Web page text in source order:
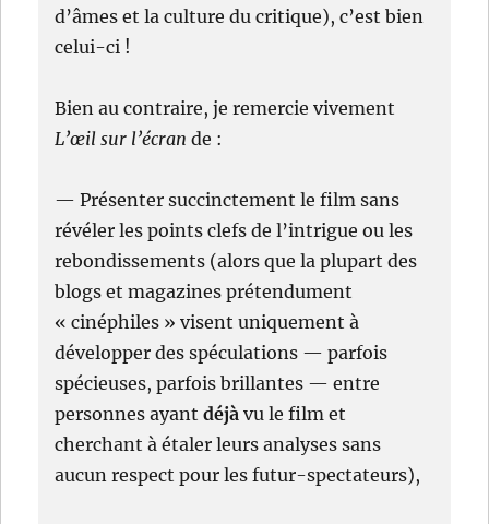
d’âmes et la culture du critique), c’est bien
celui-ci !
Bien au contraire, je remercie vivement
L’œil sur l’écran de :
— Présenter succinctement le film sans
révéler les points clefs de l’intrigue ou les
rebondissements (alors que la plupart des
blogs et magazines prétendument
« cinéphiles » visent uniquement à
développer des spéculations — parfois
spécieuses, parfois brillantes — entre
personnes ayantdéjà vu le film et
cherchant à étaler leurs analyses sans
aucun respect pour les futur-spectateurs),